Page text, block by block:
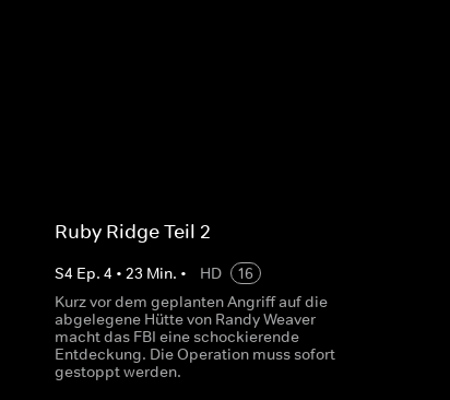
Ruby Ridge Teil 2
S4 Ep. 4 • 23 Min. • HD
16
Kurz vor dem geplanten Angriff auf die
abgelegene Hütte von Randy Weaver
macht das FBI eine schockierende
Entdeckung. Die Operation muss sofort
gestoppt werden.